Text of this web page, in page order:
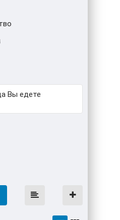
Вы едете